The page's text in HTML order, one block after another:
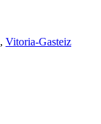
, Vitoria-Gasteiz